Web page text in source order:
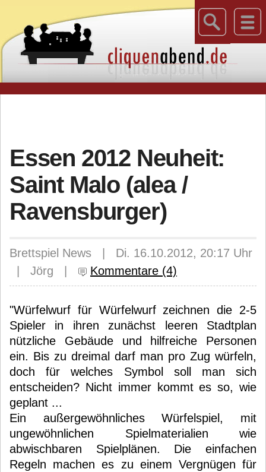
Essen 2012 Neuheit:
Saint Malo (alea /
Ravensburger)
Brettspiel News | Di. 16.10.2012, 20:17 Uhr
| Jörg |
Kommentare (4)
"Würfelwurf für Würfelwurf zeichnen die 2-5
Spieler in ihren zunächst leeren Stadtplan
nützliche Gebäude und hilfreiche Personen
ein. Bis zu dreimal darf man pro Zug würfeln,
doch für welches Symbol soll man sich
entscheiden? Nicht immer kommt es so, wie
geplant ...
Ein außergewöhnliches Würfelspiel, mit
ungewöhnlichen Spielmaterialien wie
abwischbaren Spielplänen. Die einfachen
Regeln machen es zu einem Vergnügen für